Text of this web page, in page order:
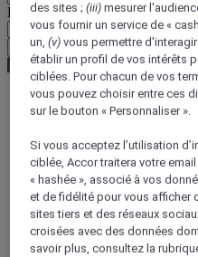
Devise
Valider ma devise
World
France
Ile-de-France
ESSONNE
Epinay Sur Orge
des sites ;(iii) mesurer
vous fournir un service de «
un,(v) vous permettre
établir un profil de vos intérêts
ciblées. Pour chacun de vos
vous pouvez choisir entre ces
sur le bouton « Personnaliser ».
Si vous acceptez l’utilisation
ciblée, Accor traitera votre
« hashée », associé à vos
et de fidélité pour vous afficher
sites tiers et des réseaux
croisées avec des données
savoir plus, consultez la